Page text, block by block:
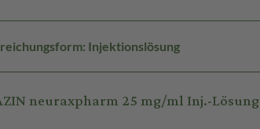
Injektionslösung
neuraxpharm 25 mg/ml Inj.-Lösung